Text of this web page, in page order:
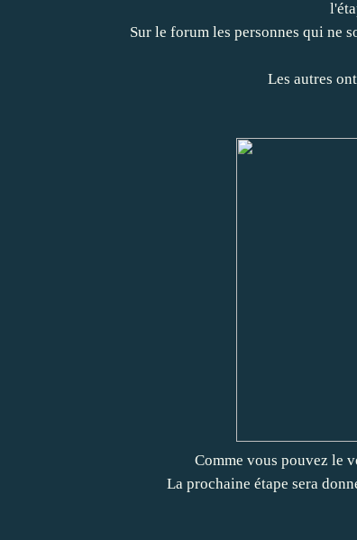
Sur le forum les personnes qui ne
Les autres
Comme vous pouvez le
La prochaine étape sera